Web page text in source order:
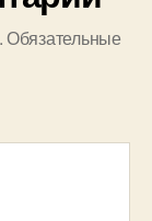
Обязательные